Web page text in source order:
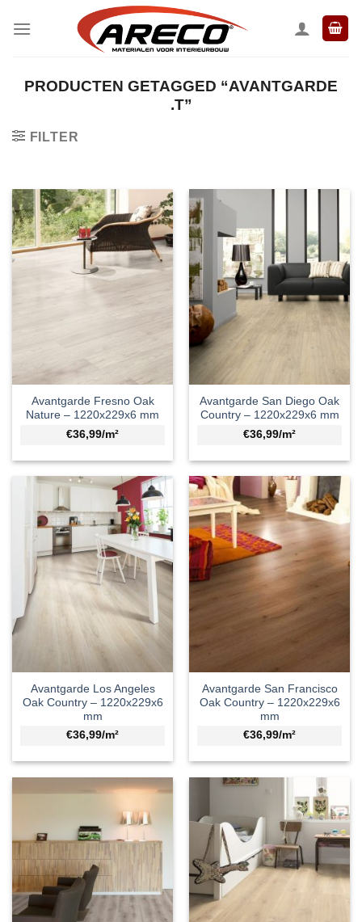
naar
PRODUCTEN GETAGGED “AVANTGARDE
.T”
FILTER
Avantgarde Fresno Oak
Nature – 1220x229x6 mm
€36,99/m²
Avantgarde San Diego Oak
Country – 1220x229x6 mm
€36,99/m²
Avantgarde Los Angeles
Oak Country – 1220x229x6
mm
€36,99/m²
Avantgarde San Francisco
Oak Country – 1220x229x6
mm
€36,99/m²